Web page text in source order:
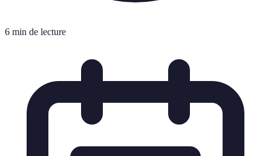
6 min de lecture